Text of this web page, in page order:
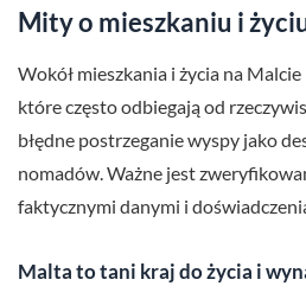
Mity o mieszkaniu i
Wokół mieszkania i życia na
które często odbiegają od
błędne postrzeganie wyspy jako
nomadów. Ważne jest
faktycznymi danymi i
Malta to tani kraj do życia i